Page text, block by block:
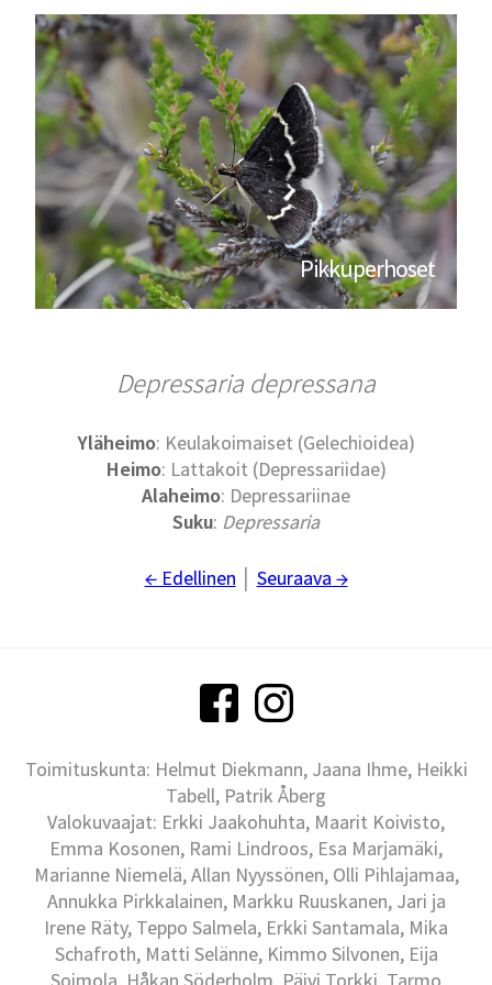
Pikkuperhoset
Depressaria depressana
Yläheimo: Keulakoimaiset (Gelechioidea)
Heimo: Lattakoit (Depressariidae)
Alaheimo: Depressariinae
Suku: Depressaria
← Edellinen Seuraava →
Toimituskunta: Helmut Diekmann, Jaana Ihme, Heikki
Tabell, Patrik Åberg
Valokuvaajat: Erkki Jaakohuhta, Maarit Koivisto,
Emma Kosonen, Rami Lindroos, Esa Marjamäki,
Marianne Niemelä, Allan Nyyssönen, Olli Pihlajamaa,
Annukka Pirkkalainen, Markku Ruuskanen, Jari ja
Irene Räty, Teppo Salmela, Erkki Santamala, Mika
Schafroth, Matti Selänne, Kimmo Silvonen, Eija